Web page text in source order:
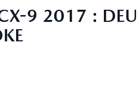
9 2017 :